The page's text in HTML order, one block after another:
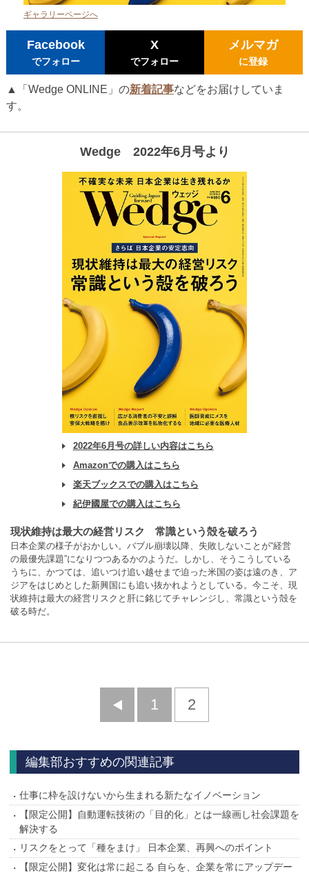
ギャラリーページへ
Facebook
でフォロー
X
でフォロー
メルマガ
に登録
▲「Wedge ONLINE」の新着記事などをお届けしていま
す。
Wedge 2022年6月号より
2022年6月号の詳しい内容はこちら
Amazonでの購入はこちら
楽天ブックスでの購入はこちら
紀伊國屋での購入はこちら
現状維持は最大の経営リスク 常識という殻を破ろう
日本企業の様子がおかしい。バブル崩壊以降、失敗しないことが“経営
の最優先課題”になりつつあるかのようだ。しかし、そうこうしている
うちに、かつては、追いつけ追い越せまで迫った米国の姿は遠のき、ア
ジアをはじめとした新興国にも追い抜かれようとしている。今こそ、現
状維持は最大の経営リスクと肝に銘じてチャレンジし、常識という殻を
破る時だ。
前
1 2
編集部おすすめの関連記事
仕事に枠を設けないから生まれる新たなイノベーション
【限定公開】自動運転技術の「目的化」とは一線画し社会課題を
解決する
リスクをとって「種をまけ」 日本企業、再興へのポイント
【限定公開】変化は常に起こる 自らを、企業を常にアップデー